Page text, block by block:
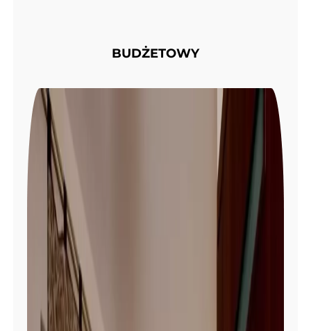
BUDŻETOWY